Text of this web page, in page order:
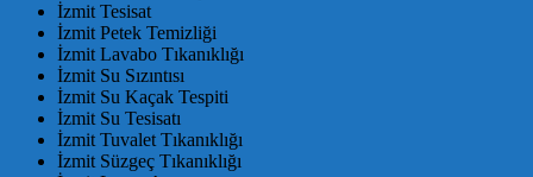
İzmit Tesisat
İzmit Petek Temizliği
İzmit Lavabo Tıkanıklığı
İzmit Su Sızıntısı
İzmit Su Kaçak Tespiti
İzmit Su Tesisatı
İzmit Tuvalet Tıkanıklığı
İzmit Süzgeç Tıkanıklığı